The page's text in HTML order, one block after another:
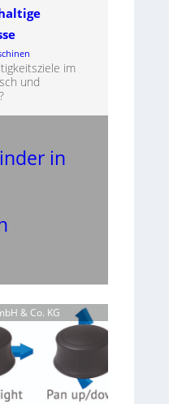
im
und
in
& Co. KG